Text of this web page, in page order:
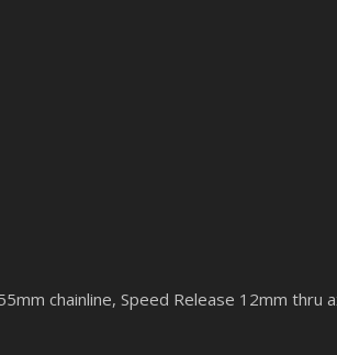
chainline, Speed Release 12mm thru